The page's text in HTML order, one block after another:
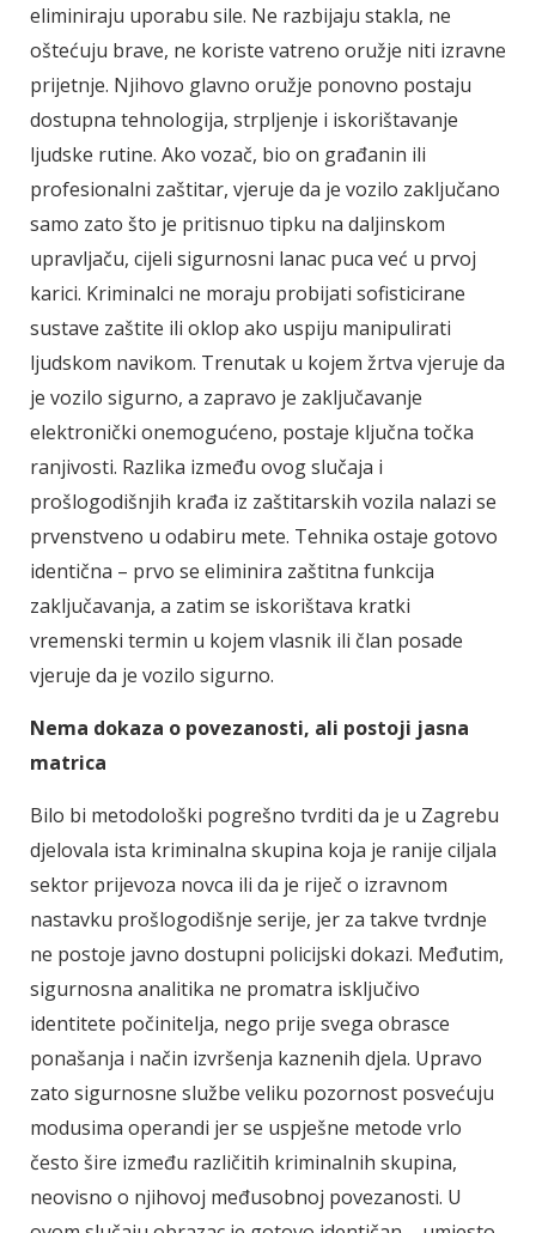
eliminiraju uporabu sile. Ne razbijaju stakla, ne
oštećuju brave, ne koriste vatreno oružje niti izravne
prijetnje. Njihovo glavno oružje ponovno postaju
dostupna tehnologija, strpljenje i iskorištavanje
ljudske rutine. Ako vozač, bio on građanin ili
profesionalni zaštitar, vjeruje da je vozilo zaključano
samo zato što je pritisnuo tipku na daljinskom
upravljaču, cijeli sigurnosni lanac puca već u prvoj
karici. Kriminalci ne moraju probijati sofisticirane
sustave zaštite ili oklop ako uspiju manipulirati
ljudskom navikom. Trenutak u kojem žrtva vjeruje da
je vozilo sigurno, a zapravo je zaključavanje
elektronički onemogućeno, postaje ključna točka
ranjivosti. Razlika između ovog slučaja i
prošlogodišnjih krađa iz zaštitarskih vozila nalazi se
prvenstveno u odabiru mete. Tehnika ostaje gotovo
identična – prvo se eliminira zaštitna funkcija
zaključavanja, a zatim se iskorištava kratki
vremenski termin u kojem vlasnik ili član posade
vjeruje da je vozilo sigurno.
Nema dokaza o povezanosti, ali postoji jasna
matrica
Bilo bi metodološki pogrešno tvrditi da je u Zagrebu
djelovala ista kriminalna skupina koja je ranije ciljala
sektor prijevoza novca ili da je riječ o izravnom
nastavku prošlogodišnje serije, jer za takve tvrdnje
ne postoje javno dostupni policijski dokazi. Međutim,
sigurnosna analitika ne promatra isključivo
identitete počinitelja, nego prije svega obrasce
ponašanja i način izvršenja kaznenih djela. Upravo
zato sigurnosne službe veliku pozornost posvećuju
modusima operandi jer se uspješne metode vrlo
često šire između različitih kriminalnih skupina,
neovisno o njihovoj međusobnoj povezanosti. U